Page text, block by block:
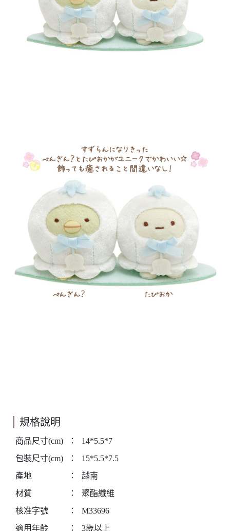
規格說明
商品尺寸(cm) ：
14*5.5*7
包裝尺寸(cm)
：
15*5.5*7.5
產地
：
越南
材質
：
聚酯纖維
核准字號
：
M33696
適用年齡
： 3歲以上